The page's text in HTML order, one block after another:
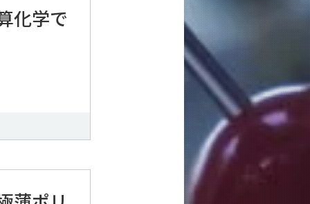
化学で